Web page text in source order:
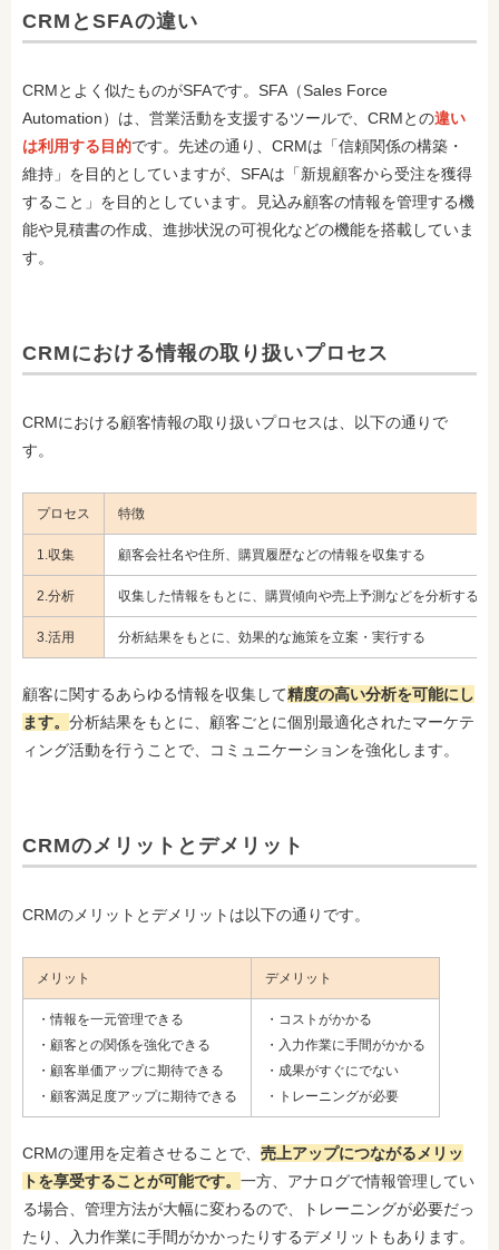
CRMとSFAの違い
CRMとよく似たものがSFAです。SFA（Sales Force
Automation）は、営業活動を支援するツールで、CRMとの違い
は利用する目的です。先述の通り、CRMは「信頼関係の構築・
維持」を目的としていますが、SFAは「新規顧客から受注を獲得
すること」を目的としています。見込み顧客の情報を管理する機
能や見積書の作成、進捗状況の可視化などの機能を搭載していま
す。
CRMにおける情報の取り扱いプロセス
CRMにおける顧客情報の取り扱いプロセスは、以下の通りで
す。
プロセス 特徴
1.収集 顧客会社名や住所、購買履歴などの情報を収集する
2.分析 収集した情報をもとに、購買傾向や売上予測などを分析する
3.活用 分析結果をもとに、効果的な施策を立案・実行する
顧客に関するあらゆる情報を収集して精度の高い分析を可能にし
ます。 分析結果をもとに、顧客ごとに個別最適化されたマーケテ
ィング活動を行うことで、コミュニケーションを強化します。
CRMのメリットとデメリット
CRMのメリットとデメリットは以下の通りです。
メリット デメリット
・情報を一元管理できる
・顧客との関係を強化できる
・顧客単価アップに期待できる
・顧客満足度アップに期待できる
・コストがかかる
・入力作業に手間がかかる
・成果がすぐにでない
・トレーニングが必要
CRMの運用を定着させることで、 売上アップにつながるメリッ
トを享受することが可能です。 一方、アナログで情報管理してい
る場合、管理方法が大幅に変わるので、トレーニングが必要だっ
たり、入力作業に手間がかかったりするデメリットもあります。